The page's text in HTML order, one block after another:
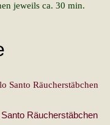
jeweils ca. 30 min.
Santo Räucherstäbchen